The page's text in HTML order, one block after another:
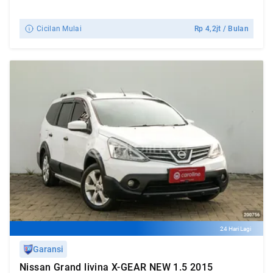
Cicilan Mulai Rp4,2jt / Bulan
24 Hari Lagi
Garansi
Nissan Grand livina X-GEAR NEW 1.5 2015